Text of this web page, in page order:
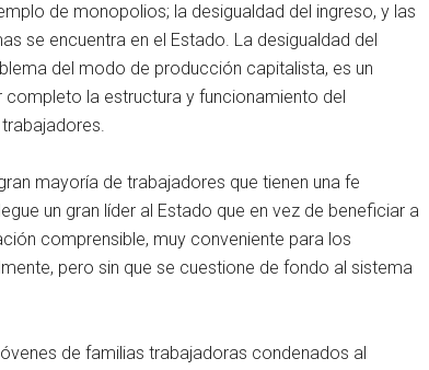
de monopolios; la desigualdad del ingreso, y las
se encuentra en el Estado. La desigualdad del
del modo de producción capitalista, es un
la estructura y funcionamiento del
mayoría de trabajadores que tienen una fe
un gran líder al Estado que en vez de beneficiar a
comprensible, muy conveniente para los
pero sin que se cuestione de fondo al sistema
de familias trabajadoras condenados al